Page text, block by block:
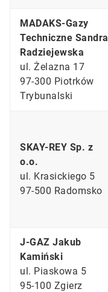
MADAKS-Gazy
Techniczne Sandra
Radziejewska
ul. Żelazna 17
97-300 Piotrków
Trybunalski
SKAY-REY Sp. z
o.o.
ul. Krasickiego 5
97-500 Radomsko
J-GAZ Jakub
Kamiński
ul. Piaskowa 5
95-100 Zgierz